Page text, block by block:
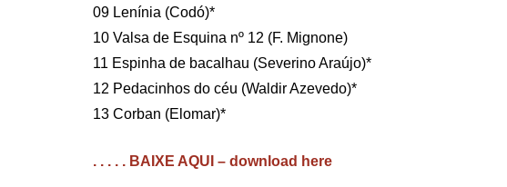
09 Lenínia (Codó)*
10 Valsa de Esquina nº 12 (F. Mignone)
11 Espinha de bacalhau (Severino Araújo)*
12 Pedacinhos do céu (Waldir Azevedo)*
13 Corban (Elomar)*
. . . . . BAIXE AQUI – download here